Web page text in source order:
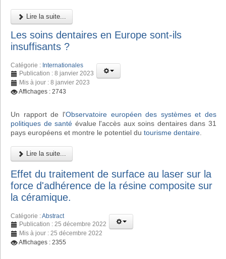
Lire la suite...
Les soins dentaires en Europe sont-ils
insuffisants ?
Catégorie : Internationales
Publication : 8 janvier 2023
Mis à jour : 8 janvier 2023
Affichages : 2743
Un rapport de l'Observatoire européen des systèmes et des
politiques de santé évalue l'accès aux soins dentaires dans 31
pays européens et montre le potentiel du tourisme dentaire
Lire la suite...
Effet du traitement de surface au laser sur la
force d'adhérence de la résine composite sur
la céramique.
Catégorie :Abstract
Publication : 25 décembre 2022
Mis à jour : 25 décembre 2022
Affichages : 2355